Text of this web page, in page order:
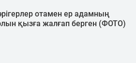
отамен ер адамның
қызға жалғап берген (ФОТО)